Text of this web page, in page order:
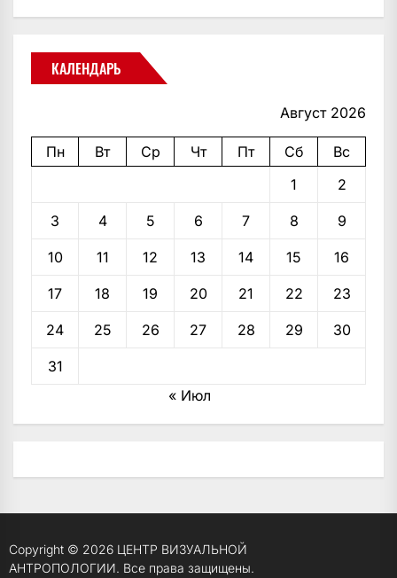
КАЛЕНДАРЬ
Август 2026
Пн Вт Ср Чт Пт Сб
Вс
1
2
3 4 5 6 7 8 9
10 11 12 13 14 15 16
17 18 19 20 21 22 23
24 25 26 27 28 29 30
31
« Июл
Copyright © 2026 ЦЕНТР ВИЗУАЛЬНОЙ
АНТРОПОЛОГИИ. Все права защищены.